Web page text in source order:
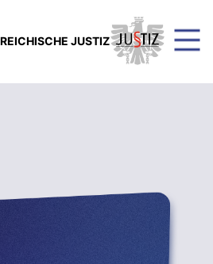
JUSTIZ